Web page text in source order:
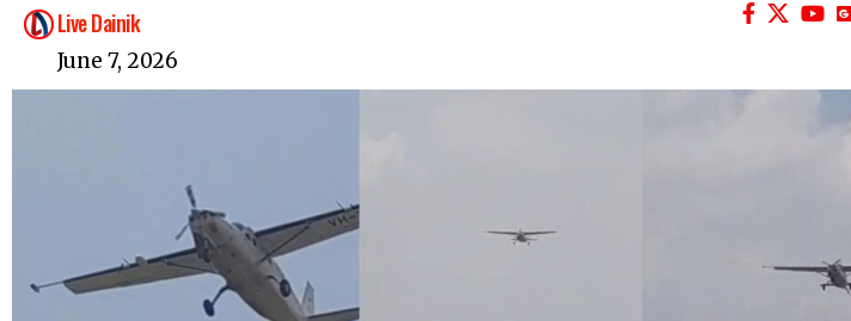
Live Dainik
June 7, 2026